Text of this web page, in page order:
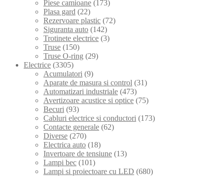
Piese camioane (173)
Plasa gard (22)
Rezervoare plastic (72)
Siguranta auto (142)
Trotinete electrice (3)
Truse (150)
Truse O-ring (29)
Electrice (3305)
Acumulatori (9)
Aparate de masura si control (31)
Automatizari industriale (473)
Avertizoare acustice si optice (75)
Becuri (93)
Cabluri electrice si conductori (173)
Contacte generale (62)
Diverse (270)
Electrica auto (18)
Invertoare de tensiune (13)
Lampi bec (101)
Lampi si proiectoare cu LED (680)